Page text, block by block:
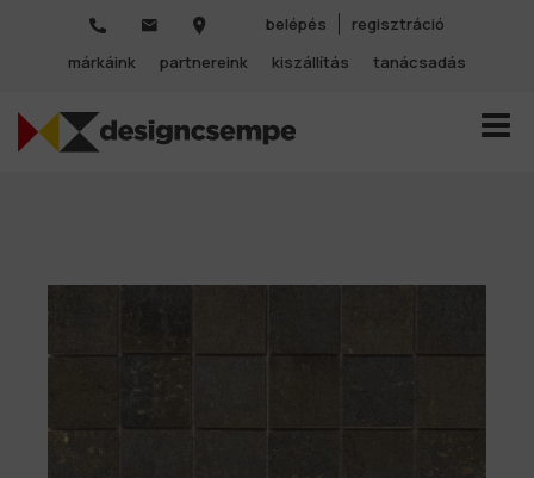
belépés
regisztráció
márkáink
partnereink kiszállítás tanácsadás